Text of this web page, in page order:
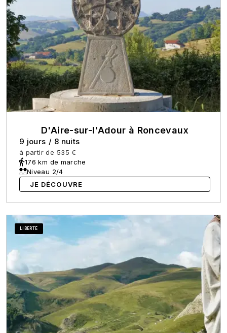
D'Aire-sur-l'Adour à Roncevaux
9 jours / 8 nuits
à partir de 535 €
176 km de marche
Niveau 2/4
JE DÉCOUVRE
LIBERTÉ